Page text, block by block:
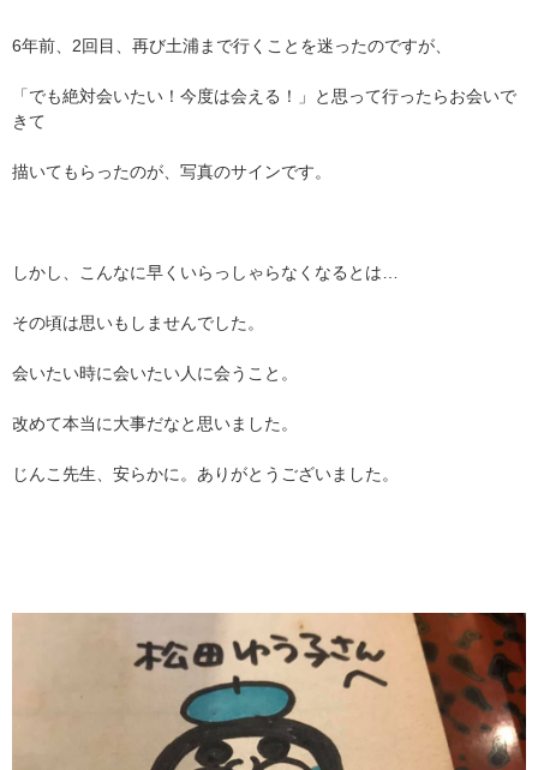
6年前、2回目、再び土浦まで行くことを迷ったのですが、
「でも絶対会いたい！今度は会える！」と思って行ったらお会いで
きて
描いてもらったのが、写真のサインです。
しかし、こんなに早くいらっしゃらなくなるとは…
その頃は思いもしませんでした。
会いたい時に会いたい人に会うこと。
改めて本当に大事だなと思いました。
じんこ先生、安らかに。ありがとうございました。